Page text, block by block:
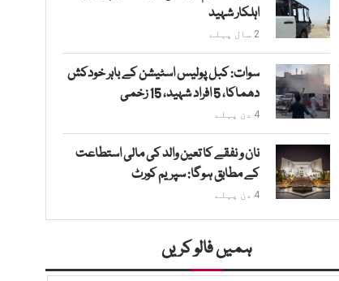
اہلکار شہید
2 سال پہلے
سوات: کبل پولیس اسٹیشن کے باہر خودکش
دھماکا، 5 افراد شہید، 15 زخمی
4 دن پہلے
نان و نفقے کا تعین والد کی مالی استطاعت
کے مطابق ہوگا: سپریم کورٹ
4 دن پہلے
ہمیں فالو کریں